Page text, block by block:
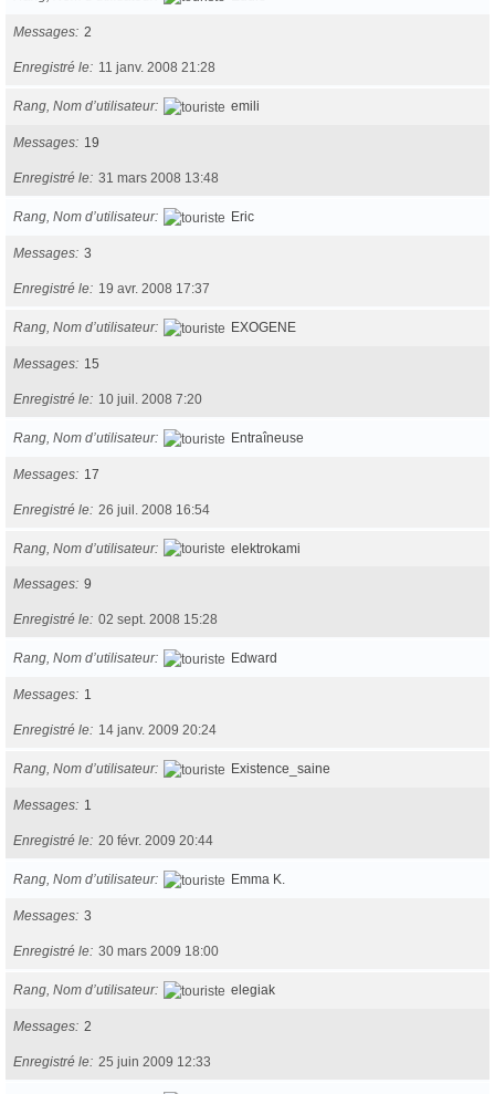
Messages 2
Enregistré le 11 janv. 2008 21:28
Rang, Nom d’utilisateur emili
Messages 19
Enregistré le 31 mars 2008 13:48
Rang, Nom d’utilisateur Eric
Messages 3
Enregistré le 19 avr. 2008 17:37
Rang, Nom d’utilisateur EXOGENE
Messages 15
Enregistré le 10 juil. 2008 7:20
Rang, Nom d’utilisateur Entraîneuse
Messages 17
Enregistré le 26 juil. 2008 16:54
Rang, Nom d’utilisateur elektrokami
Messages 9
Enregistré le 02 sept. 2008 15:28
Rang, Nom d’utilisateur Edward
Messages 1
Enregistré le 14 janv. 2009 20:24
Rang, Nom d’utilisateur Existence_saine
Messages 1
Enregistré le 20 févr. 2009 20:44
Rang, Nom d’utilisateur Emma K.
Messages 3
Enregistré le 30 mars 2009 18:00
Rang, Nom d’utilisateur elegiak
Messages 2
Enregistré le 25 juin 2009 12:33